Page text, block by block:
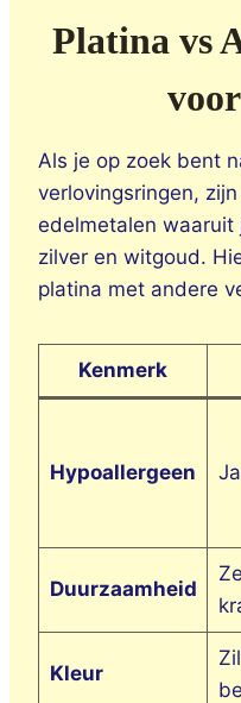
Platina vs
Als je op zoek bent
verlovingsringen,
edelmetalen waaruit
zilver en witgoud.
platina met andere
Kenmerk
Hypoallergeen Ja
Duurzaamheid
Kleur